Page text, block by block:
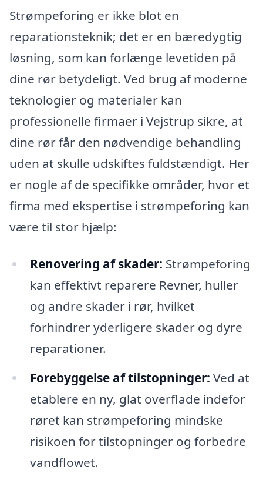
Strømpeforing er ikke blot en
reparationsteknik; det er en bæredygtig
løsning, som kan forlænge levetiden på
dine rør betydeligt. Ved brug af moderne
teknologier og materialer kan
professionelle firmaer i Vejstrup sikre, at
dine rør får den nødvendige behandling
uden at skulle udskiftes fuldstændigt. Her
er nogle af de specifikke områder, hvor et
firma med ekspertise i strømpeforing kan
være til stor hjælp:
Renovering af skader: Strømpeforing
kan effektivt reparere Revner, huller
og andre skader i rør, hvilket
forhindrer yderligere skader og dyre
reparationer.
Forebyggelse af tilstopninger: Ved at
etablere en ny, glat overflade indefor
røret kan strømpeforing mindske
risikoen for tilstopninger og forbedre
vandflowet.